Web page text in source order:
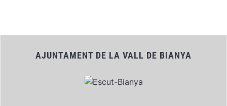
AJUNTAMENT DE LA VALL DE BIANYA